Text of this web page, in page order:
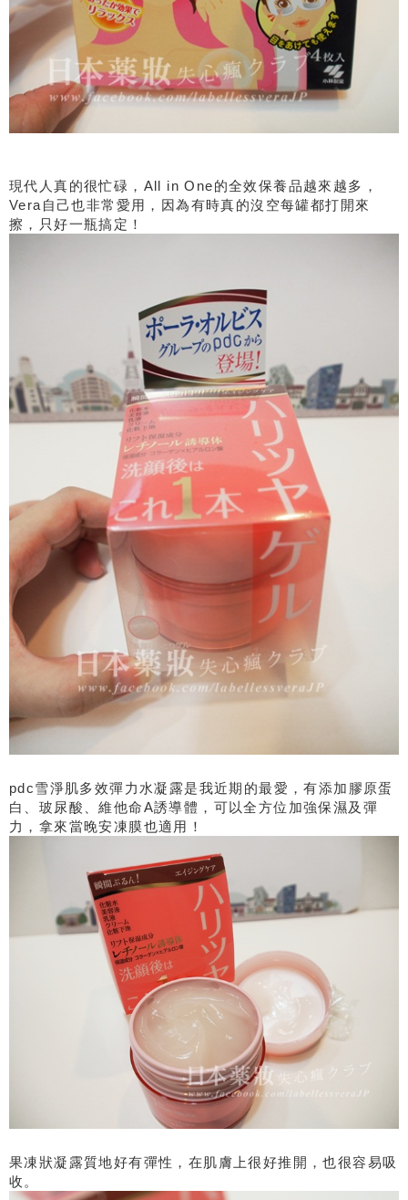
現代人真的很忙碌， All in One的全效保養品越來越多，
Vera 自己也非常愛用，因為有時真的沒空每罐都打開來
擦，只好一瓶搞定！
pdc雪淨肌多效彈力水凝露是我近期的最愛，有添加膠原蛋
白、玻尿酸、維他命A誘導體，可以全方位加強保濕及彈
力，拿來當晚安凍膜也適用！
果凍狀凝露質地好有彈性，在肌膚上很好推開，也很容易吸
收。